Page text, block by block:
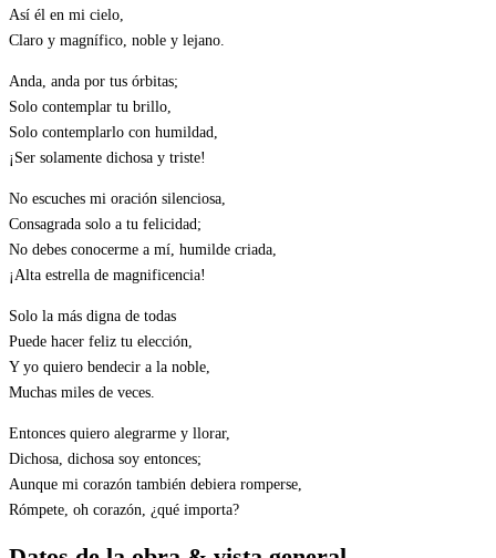
Así él en mi cielo,
Claro y magnífico, noble y lejano.
Anda, anda por tus órbitas;
Solo contemplar tu brillo,
Solo contemplarlo con humildad,
¡Ser solamente dichosa y triste!
No escuches mi oración silenciosa,
Consagrada solo a tu felicidad;
No debes conocerme a mí, humilde criada,
¡Alta estrella de magnificencia!
Solo la más digna de todas
Puede hacer feliz tu elección,
Y yo quiero bendecir a la noble,
Muchas miles de veces.
Entonces quiero alegrarme y llorar,
Dichosa, dichosa soy entonces;
Aunque mi corazón también debiera romperse,
Rómpete, oh corazón, ¿qué importa?